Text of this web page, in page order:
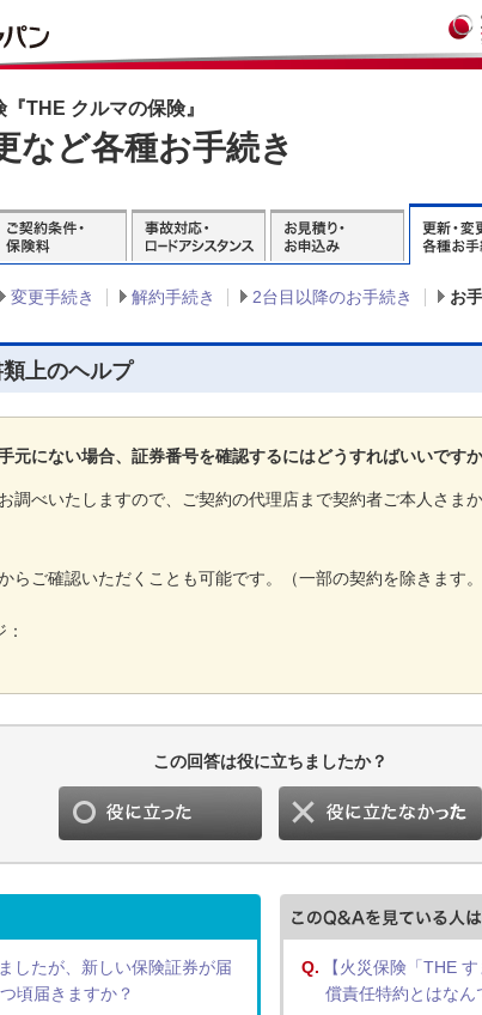
THE クルマの保険』
など各種お手続き
変更手続き 解約手続き 2台目以降のお手続き お
上のヘルプ
元にない場合、証券番号を確認するにはどうすればいいです
調べいたしますので、ご契約の代理店まで契約者ご本人さま
らご確認いただくことも可能です。（一部の契約を除きます。
この回答は役に立ちましたか？
したが、新しい保険証券が届
頃届きますか？
Q.
【火災保険「THE
償責任特約とはなん